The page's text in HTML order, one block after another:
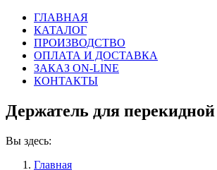
ГЛАВНАЯ
КАТАЛОГ
ПРОИЗВОДСТВО
ОПЛАТА И ДОСТАВКА
ЗАКАЗ ON-LINE
КОНТАКТЫ
Держатель для
Вы здесь:
Главная